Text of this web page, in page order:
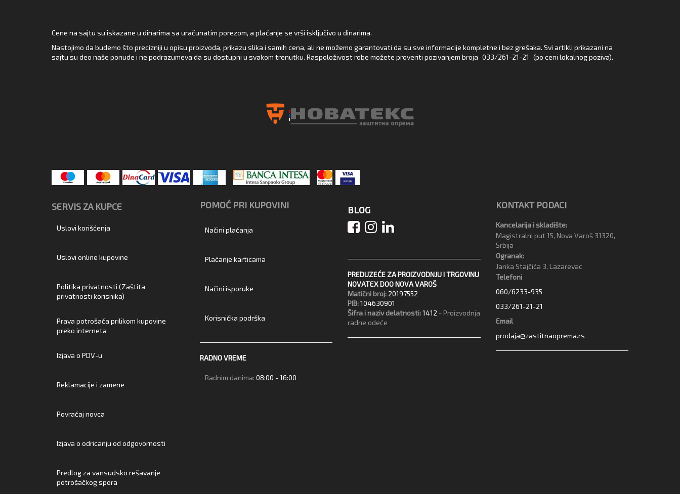
Cene na sajtu su iskazane u dinarima sa uračunatim porezom, a plaćanje se vrši isključivo u dinarima.
Nastojimo da budemo što precizniji u opisu proizvoda, prikazu slika i samih cena, ali ne možemo garantovati da su sve informacije kompletne i bez grešaka. Svi artikli prikazani na
sajtu su deo naše ponude i ne podrazumeva da su dostupni u svakom trenutku. Raspoloživost robe možete proveriti pozivanjem broja 033/261-21-21 (po ceni lokalnog poziva).
SERVIS ZA KUPCE
Uslovi korišćenja
Uslovi online kupovine
Politika privatnosti (Zaštita
privatnosti korisnika)
Prava potrošača prilikom kupovine
preko interneta
Izjava o PDV-u
Reklamacije i zamene
Povraćaj novca
Izjava o odricanju od odgovornosti
Predlog za vansudsko rešavanje
potrošačkog spora
POMOĆ PRI KUPOVINI
Načini plaćanja
Plaćanje karticama
Načini isporuke
Korisnička podrška
RADNO VREME
Radnim danima: 08:00 - 16:00
BLOG
PREDUZEĆE ZA PROIZVODNJU I TRGOVINU
NOVATEX DOO NOVA VAROŠ
Matični broj: 20197552
PIB:104630901
Šifra i naziv delatnosti:1412 - Proizvodnja
radne odeće
KONTAKT PODACI
Kancelarija i skladište:
Magistralni put 15, Nova Varoš 31320,
Srbija
Ogranak:
Janka Stajčića 3, Lazarevac
Telefoni
060/6233-935
033/261-21-21
Email
prodaja@zastitnaoprema.rs